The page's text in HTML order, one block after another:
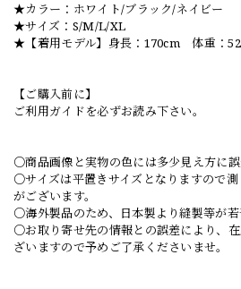
★カラー：ホワイト/ブラック/ネイビー
★サイズ：S/M/L/XL
★【着用モデル】身長：170cm 体重：
【ご購入前に】
ご利用ガイドを必ずお読み下さい。
○商品画像と実物の色には多少見え方に誤
○サイズは平置きサイズとなりますので
がございます。
○海外製品のため、日本製より縫製等が若
○お取り寄せ先の情報との誤差により、
ざいますので予めご了承くださいませ。